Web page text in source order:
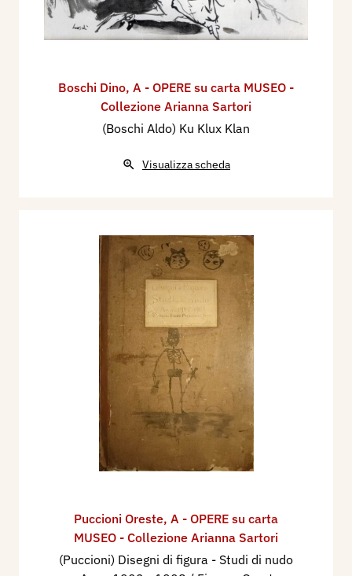
Boschi Dino, A - OPERE su carta MUSEO -
Collezione Arianna Sartori
(Boschi Aldo) Ku Klux Klan
Visualizza scheda
Puccioni Oreste, A - OPERE su carta
MUSEO - Collezione Arianna Sartori
(Puccioni) Disegni di figura - Studi di nudo